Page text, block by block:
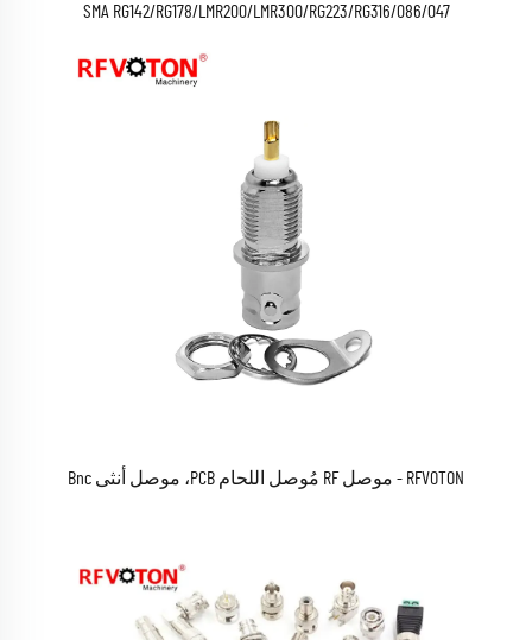
SMA RG142/RG178/LMR200/LMR300/RG223/RG316/086/047
RFVOTON - موصل RF مُوصل اللحام PCB، موصل أنثى Bnc